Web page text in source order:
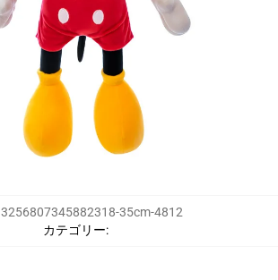
3256807345882318-35cm-4812
カテゴリー: